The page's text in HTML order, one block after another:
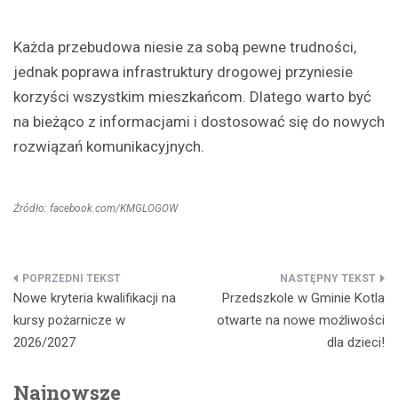
Każda przebudowa niesie za sobą pewne trudności,
jednak poprawa infrastruktury drogowej przyniesie
korzyści wszystkim mieszkańcom. Dlatego warto być
na bieżąco z informacjami i dostosować się do nowych
rozwiązań komunikacyjnych.
Źródło: facebook.com/KMGLOGOW
Nawigacja
wpisu
Nowe kryteria kwalifikacji na
kursy pożarnicze w
2026/2027
Przedszkole w Gminie Kotla
otwarte na nowe możliwości
dla dzieci!
Najnowsze